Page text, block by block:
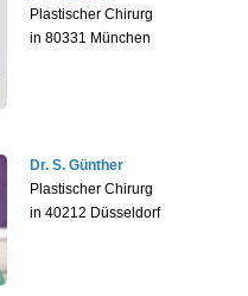
Plastischer Chirurg
in 80331 München
Dr. S. Günther
Plastischer Chirurg
in 40212 Düsseldorf